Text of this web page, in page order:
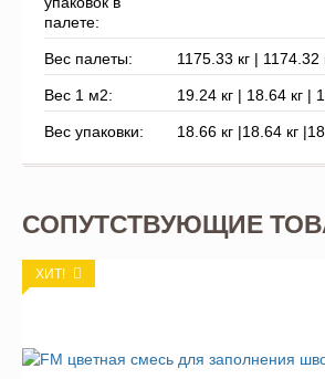
палете:
Вес палеты: 1175.33 кг | 1174.32
Вес 1 м2: 19.24 кг | 18.64 кг |
Вес упаковки: 18.66 кг |18.64 кг
СОПУТСТВУЮЩИЕ
ХИТ!